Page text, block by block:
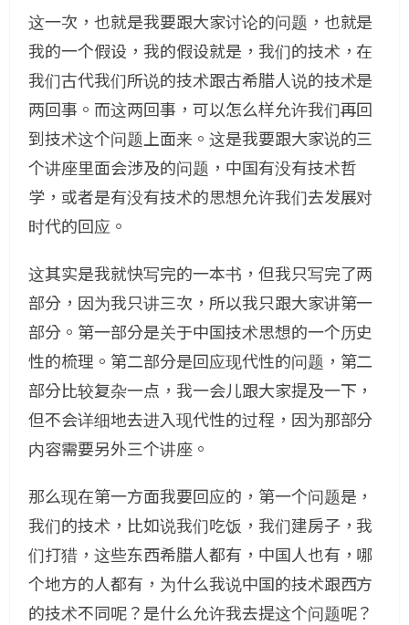
这一次，也就是我要跟大家讨论的问题，也就是
我的一个假设，我的假设就是，我们的技术，在
我们古代我们所说的技术跟古希腊人说的技术是
两回事。而这两回事，可以怎么样允许我们再回
到技术这个问题上面来。这是我要跟大家说的三
个讲座里面会涉及的问题，中国有没有技术哲
学，或者是有没有技术的思想允许我们去发展对
时代的回应。
这其实是我就快写完的一本书，但我只写完了两
部分，因为我只讲三次，所以我只跟大家讲第一
部分。第一部分是关于中国技术思想的一个历史
性的梳理。第二部分是回应现代性的问题，第二
部分比较复杂一点，我一会儿跟大家提及一下，
但不会详细地去进入现代性的过程，因为那部分
内容需要另外三个讲座。
那么现在第一方面我要回应的，第一个问题是，
我们的技术，比如说我们吃饭，我们建房子，我
们打猎，这些东西希腊人都有，中国人也有，哪
个地方的人都有，为什么我说中国的技术跟西方
的技术不同呢？是什么允许我去提这个问题呢？